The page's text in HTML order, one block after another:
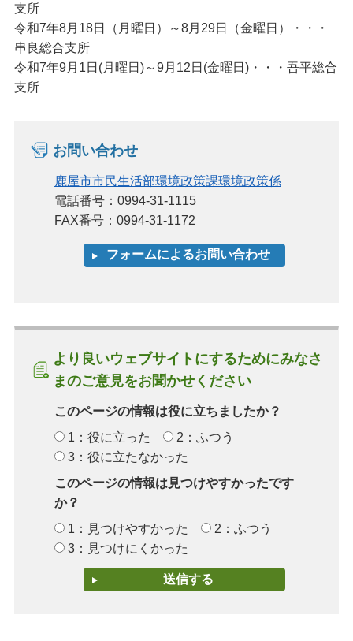
支所
令和7年8月18日（月曜日）～8月29日（金曜日）・・・
串良総合支所
令和7年9月1日(月曜日)～9月12日(金曜日)・・・吾平総合
支所
お問い合わせ
鹿屋市市民生活部環境政策課環境政策係
電話番号：0994-31-1115
FAX番号：0994-31-1172
より良いウェブサイトにするためにみなさ
まのご意見をお聞かせください
このページの情報は役に立ちましたか？
1：役に立った
2：ふつう
3：役に立たなかった
このページの情報は見つけやすかったです
か？
1：見つけやすかった
2：ふつう
3：見つけにくかった